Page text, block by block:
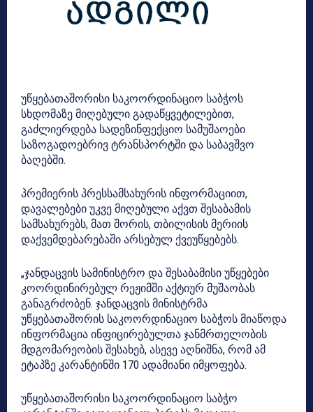
უწყებათაშორისი საკოორდინაციო საბჭოს
სხდომაზე მიღებული გადაწყვეტილებით,
გაძლიერდება სადეზინფექციო სამუშაოები
საზოგადოებრივ ტრანსპორტში და საბავშვო
ბაღებში.
პრემიერის პრესსამსახურის ინფორმაციით,
დავალებები უკვე მიღებული აქვთ შესაბამის
სამსახურებს, მათ შორის, თბილისის მერიის
დაქვემდებარებაში არსებულ ქვეუწყებებს.
„ჯანდაცვის სამინისტრო და შესაბამისი უწყებები
კოორდინირებულ რეჟიმში აქტიურ მუშაობას
განაგრძობენ. ჯანდაცვის მინისტრმა
უწყებათაშორის საკოორდინაციო საბჭოს მიაწოდა
ინფორმაცია ინფიცირებულთა ჯანმრთელობის
მდგომარეობის შესახებ, ასევე აღნიშნა, რომ ამ
ეტაპზე კარანტინში 170 ადამიანი იმყოფება.
უწყებათაშორისი საკოორდინაციო საბჭო